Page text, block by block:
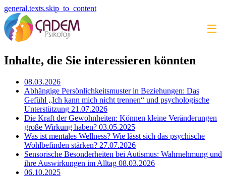
general.texts.skip_to_content
Inhalte, die Sie interessieren könnten
08.03.2026
Abhängige Persönlichkeitsmuster in Beziehungen: Das
Gefühl „Ich kann mich nicht trennen“ und psychologische
Unterstützung 21.07.2026
Die Kraft der Gewohnheiten: Können kleine Veränderungen
große Wirkung haben? 03.05.2025
Was ist mentales Wellness? Wie lässt sich das psychische
Wohlbefinden stärken? 27.07.2026
Sensorische Besonderheiten bei Autismus: Wahrnehmung und
ihre Auswirkungen im Alltag 08.03.2026
06.10.2025